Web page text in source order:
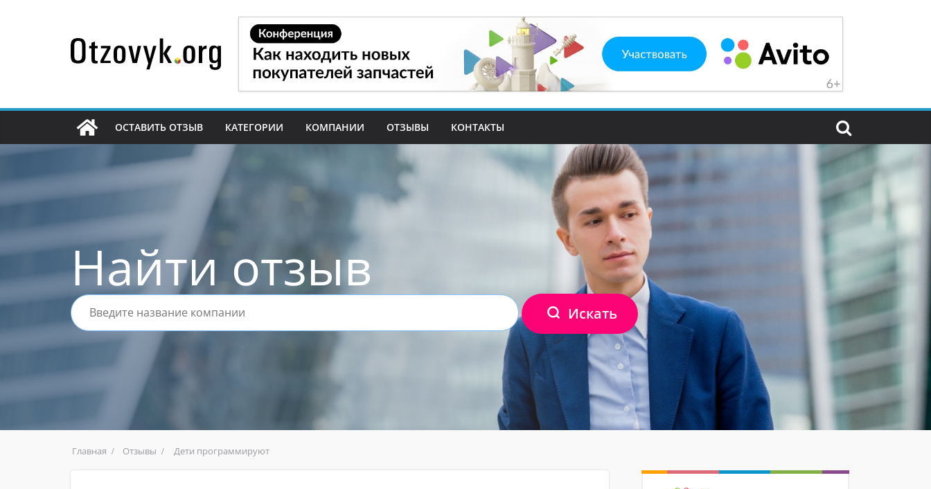
содержимому
ОСТАВИТЬ ОТЗЫВ КАТЕГОРИИ КОМПАНИИ ОТЗЫВЫ КОНТАКТЫ
Найти отзыв
Искать
Главная Отзывы Дети программируют